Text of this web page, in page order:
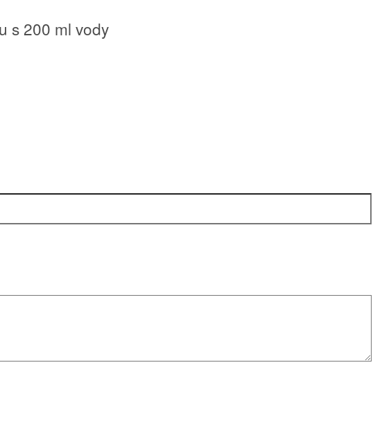
s 200 ml vody